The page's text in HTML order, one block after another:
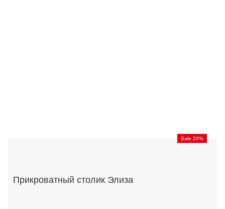
Sale 20%
Прикроватный столик Элиза